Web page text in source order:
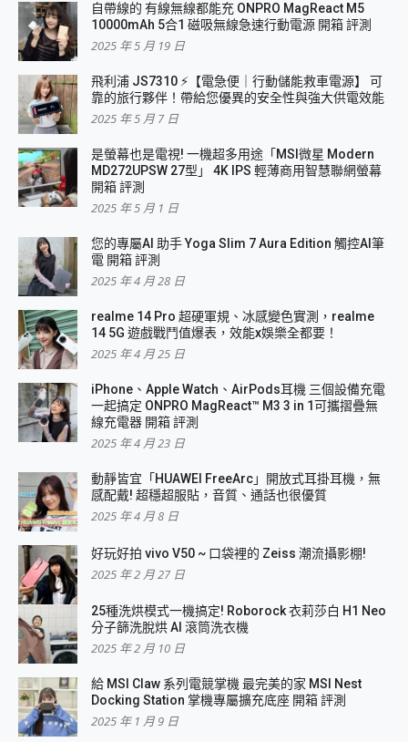
自帶線的 有線無線都能充 ONPRO MagReact M5
10000mAh 5合1 磁吸無線急速行動電源 開箱 評測
2025 年 5 月 19 日
飛利浦 JS7310 ⚡【電急便｜行動儲能救車電源】 可
靠的旅行夥伴！帶給您優異的安全性與強大供電效能
2025 年 5 月 7 日
是螢幕也是電視! 一機超多用途「MSI微星 Modern
MD272UPSW 27型」 4K IPS 輕薄商用智慧聯網螢幕
開箱 評測
2025 年 5 月 1 日
您的專屬AI 助手 Yoga Slim 7 Aura Edition 觸控AI筆
電 開箱 評測
2025 年 4 月 28 日
realme 14 Pro 超硬軍規、冰感變色實測，realme
14 5G 遊戲戰鬥值爆表，效能x娛樂全都要！
2025 年 4 月 25 日
iPhone、Apple Watch、AirPods耳機 三個設備充電
一起搞定 ONPRO MagReact™ M3 3 in 1可攜摺疊無
線充電器 開箱 評測
2025 年 4 月 23 日
動靜皆宜「HUAWEI FreeArc」開放式耳掛耳機，無
感配戴! 超穩超服貼，音質、通話也很優質
2025 年 4 月 8 日
好玩好拍 vivo V50 ~ 口袋裡的 Zeiss 潮流攝影棚!
2025 年 2 月 27 日
25種洗烘模式一機搞定! Roborock 衣莉莎白 H1 Neo
分子篩洗脫烘 AI 滾筒洗衣機
2025 年 2 月 10 日
給 MSI Claw 系列電競掌機 最完美的家 MSI Nest
Docking Station 掌機專屬擴充底座 開箱 評測
2025 年 1 月 9 日